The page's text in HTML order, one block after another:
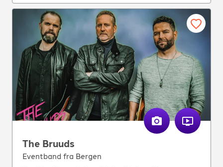
The Bruuds
Eventband fra Bergen